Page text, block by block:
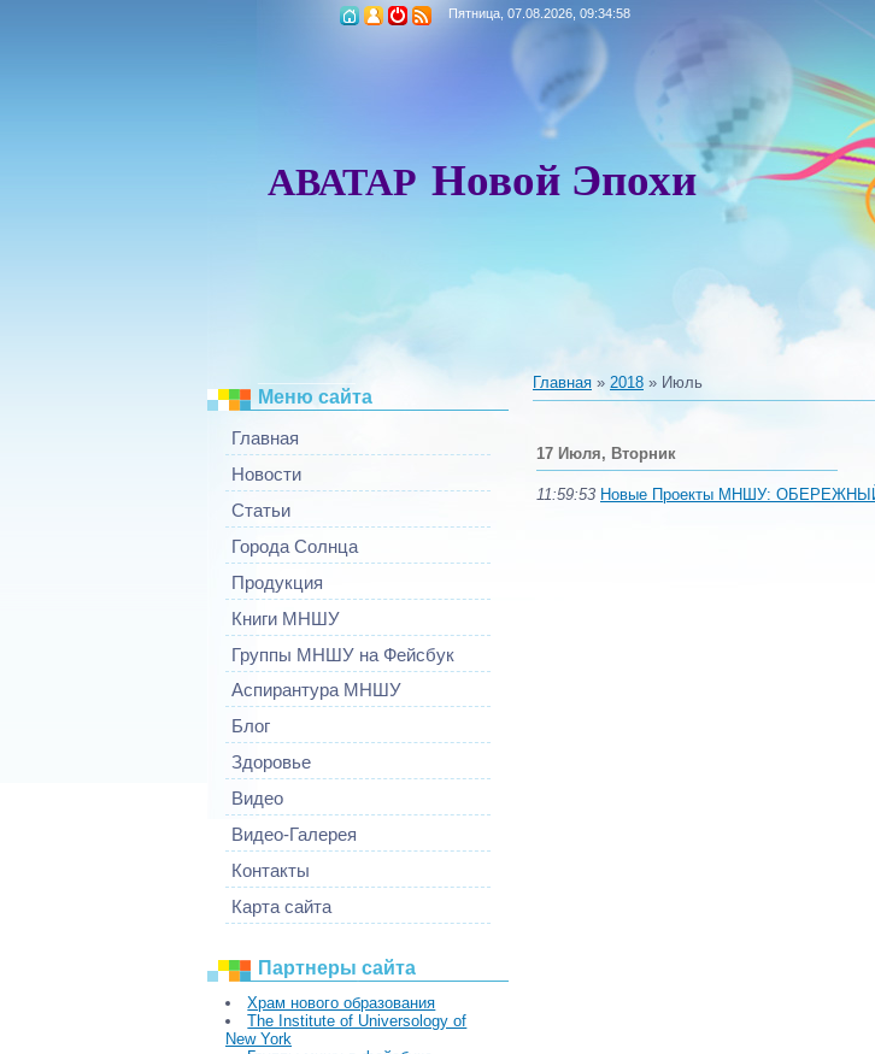
Пятница, 07.08.2026, 09:34:58
АВАТАР Новой Эпохи
_________
Меню сайта
Главная
Новости
Статьи
Города Солнца
Продукция
Книги МНШУ
Группы МНШУ на Фейсбук
Аспирантура МНШУ
Блог
Здоровье
Видео
Видео-Галерея
Контакты
Карта сайта
Партнеры сайта
Храм нового образования
The Institute of Universology of
New York
Главная » 2018 » Июль
17 Июля, Вторник
11:59:53 Новые Проекты МНШУ: